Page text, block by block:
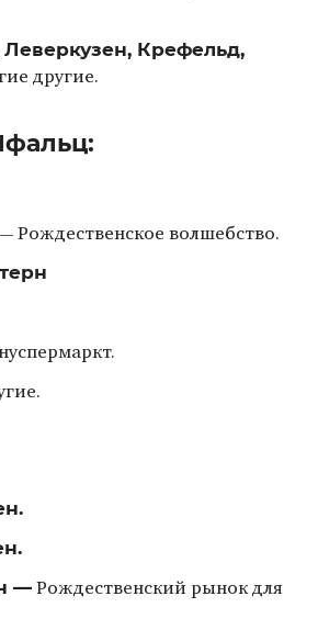
Крефельд,
другие.
Рождественское волшебство.
—Рождественский рынок для